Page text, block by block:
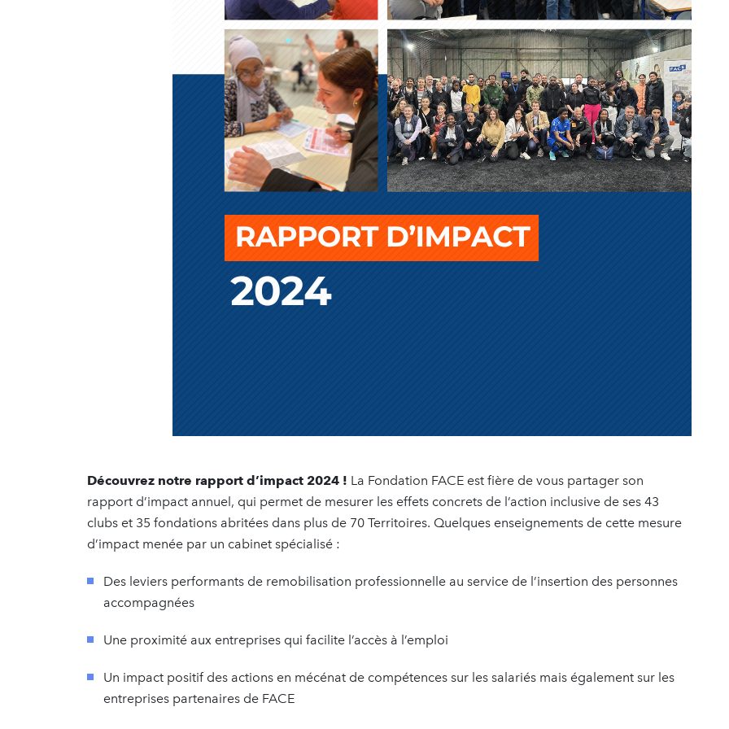
Découvrez notre rapport d’impact 2024 ! La Fondation FACE est fière de vous partager son
rapport d’impact annuel, qui permet de mesurer les effets concrets de l’action inclusive de ses 43
clubs et 35 fondations abritées dans plus de 70 Territoires. Quelques enseignements de cette mesure
d’impact menée par un cabinet spécialisé :
Des leviers performants de remobilisation professionnelle au service de l’insertion des personnes
accompagnées
Une proximité aux entreprises qui facilite l’accès à l’emploi
Un impact positif des actions en mécénat de compétences sur les salariés mais également sur les
entreprises partenaires de FACE